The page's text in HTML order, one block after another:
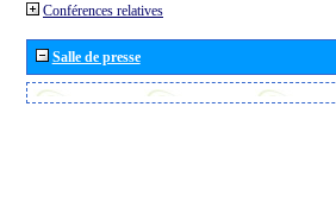
Conférences relatives
Salle de presse